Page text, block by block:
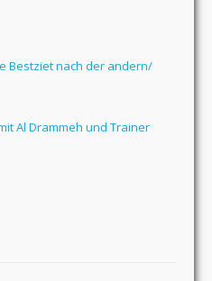
Bestziet nach der andern/
Al Drammeh und Trainer